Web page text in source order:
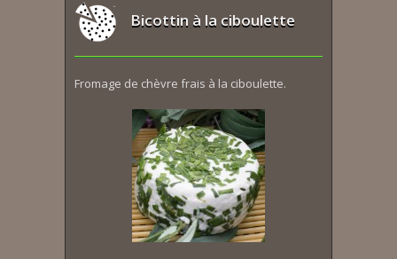
Bicottin à la ciboulette
Fromage de chèvre frais à la ciboulette.